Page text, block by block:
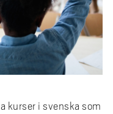
kurser i svenska som